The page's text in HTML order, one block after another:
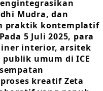
Mudra, dan
praktik kontemplatif
5 Juli 2025, para
interior, arsitek
umum di ICE
kreatif Zeta